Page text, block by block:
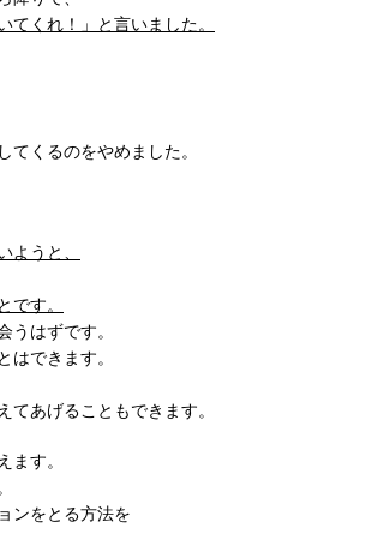
くれ！」と言いました。
てくるのをやめました。
ようと、
です。
うはずです。
はできます。
てあげることもできます。
ます。
ンをとる方法を